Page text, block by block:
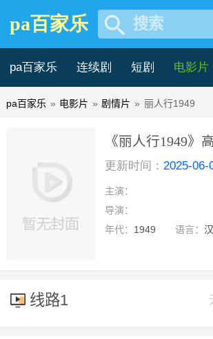
pa百家乐 搜索
pa百家乐 连续剧 短剧 电影片
记录片 综艺片
pa百家乐 » 电影片 » 剧情片 » 丽人行1949
《丽人行1949》
家乐
更新时间： 2025-06-
主演：
导演：
年代： 1949 语言：
线路1